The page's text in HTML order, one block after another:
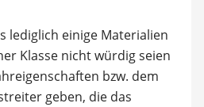
lediglich einige Materialien
Klasse nicht würdig seien
bzw. dem
geben, die das